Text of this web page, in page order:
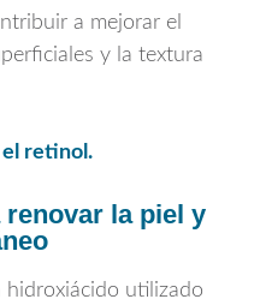
a mejorar el
y la textura
retinol.
la piel y
hidroxiácido utilizado